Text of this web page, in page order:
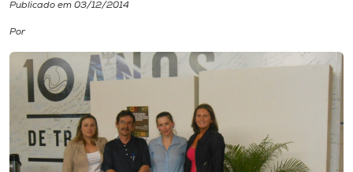
Cultura
CPA
Biblioteca
Editora
Publicado em 03/12/2014
Por